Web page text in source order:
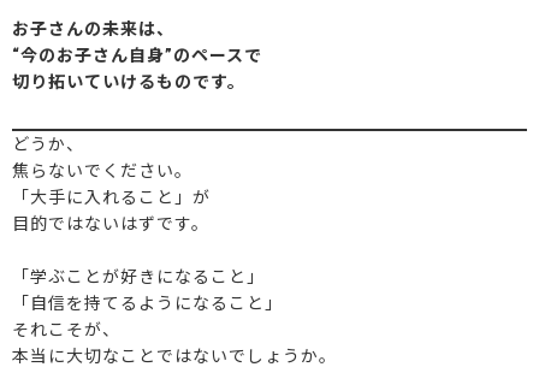
お子さんの未来は、
“今のお子さん自身”のペースで
切り拓いていけるものです。
どうか、
焦らないでください。
「大手に入れること」が
目的ではないはずです。
「学ぶことが好きになること」
「自信を持てるようになること」
それこそが、
本当に大切なことではないでしょうか。